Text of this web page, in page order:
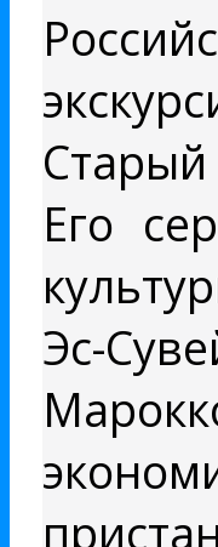
Его
Эс-